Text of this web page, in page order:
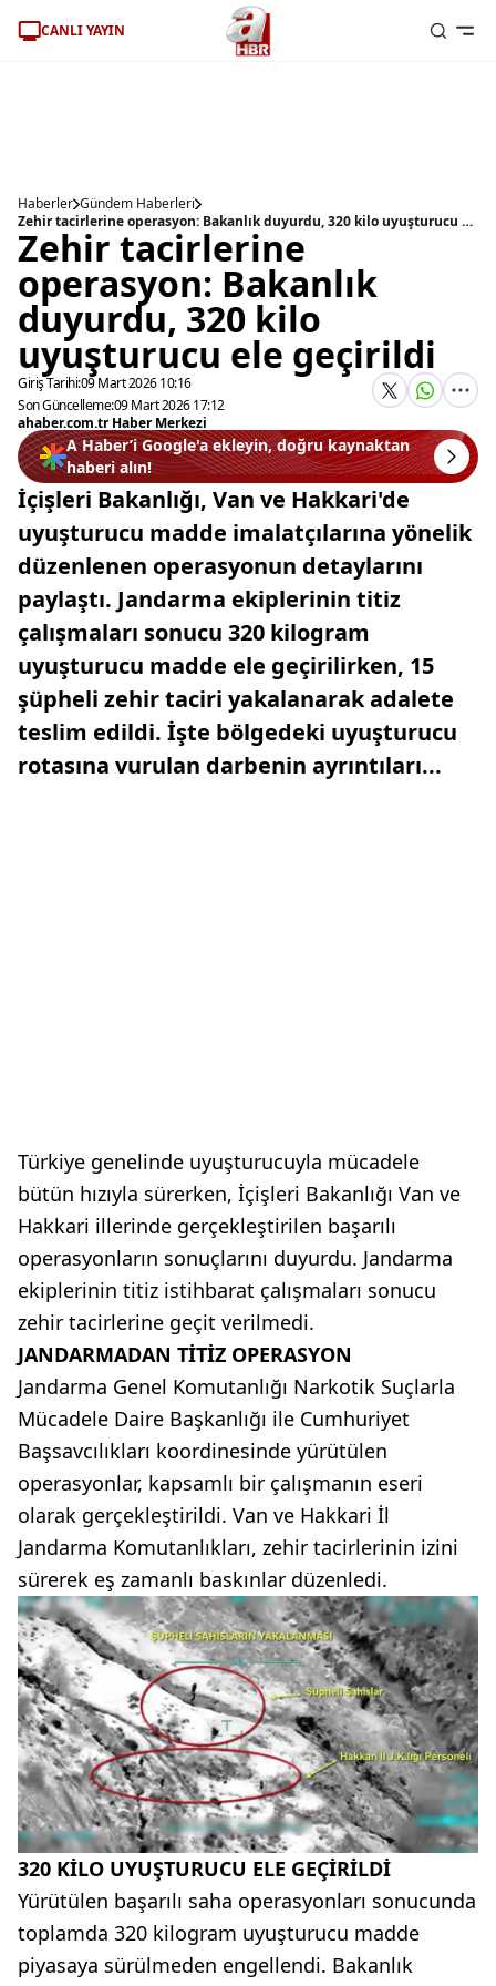
CANLI YAYIN
Haberler Gündem Haberleri
Zehir tacirlerine operasyon: Bakanlık duyurdu, 320 kilo uyuşturucu ele geçirildi
Zehir tacirlerine
operasyon: Bakanlık
duyurdu, 320 kilo
uyuşturucu ele geçirildi
Giriş Tarihi:09 Mart 2026 10:16
Son Güncelleme:09 Mart 2026 17:12
ahaber.com.tr Haber Merkezi
A Haber’i Google'a ekleyin, doğru kaynaktan
haberi alın!
İçişleri Bakanlığı, Van ve Hakkari'de
uyuşturucu madde imalatçılarına yönelik
düzenlenen operasyonun detaylarını
paylaştı. Jandarma ekiplerinin titiz
çalışmaları sonucu 320 kilogram
uyuşturucu madde ele geçirilirken, 15
şüpheli zehir taciri yakalanarak adalete
teslim edildi. İşte bölgedeki uyuşturucu
rotasına vurulan darbenin ayrıntıları...
Türkiye genelinde uyuşturucuyla mücadele
bütün hızıyla sürerken, İçişleri Bakanlığı Van ve
Hakkari illerinde gerçekleştirilen başarılı
operasyonların sonuçlarını duyurdu. Jandarma
ekiplerinin titiz istihbarat çalışmaları sonucu
zehir tacirlerine geçit verilmedi.
JANDARMADAN TİTİZ OPERASYON
Jandarma Genel Komutanlığı Narkotik Suçlarla
Mücadele Daire Başkanlığı ile Cumhuriyet
Başsavcılıkları koordinesinde yürütülen
operasyonlar, kapsamlı bir çalışmanın eseri
olarak gerçekleştirildi. Van ve Hakkari İl
Jandarma Komutanlıkları, zehir tacirlerinin izini
sürerek eş zamanlı baskınlar düzenledi.
320 KİLO UYUŞTURUCU ELE GEÇİRİLDİ
Yürütülen başarılı saha operasyonları sonucunda
toplamda 320 kilogram uyuşturucu madde
piyasaya sürülmeden engellendi. Bakanlık